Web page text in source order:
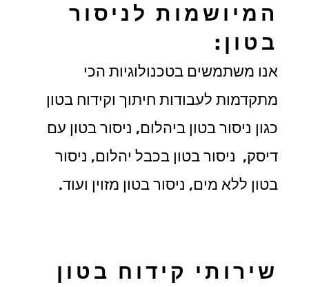
המיושמות לניסור
בטון:
אנו משתמשים בטכנולוגיות הכי
מתקדמות לעבודות חיתוך וקידוח בטון
כגון ניסור בטון ביהלום, ניסור בטון עם
דיסק, ניסור בטון בכבל יהלום, ניסור
בטון ללא מים, ניסור בטון מזוין ועוד.
שירותי קידוח בטון